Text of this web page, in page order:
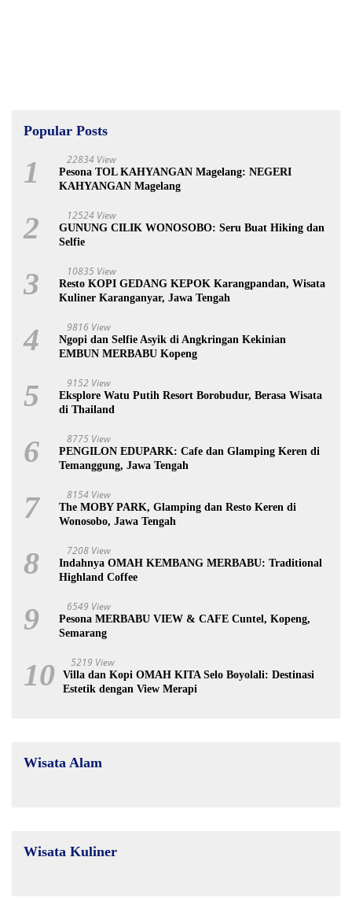
Popular Posts
1 22834 View
Pesona TOL KAHYANGAN Magelang: NEGERI
KAHYANGAN Magelang
2 12524 View
GUNUNG CILIK WONOSOBO: Seru Buat Hiking dan
Selfie
3 10835 View
Resto KOPI GEDANG KEPOK Karangpandan, Wisata
Kuliner Karanganyar, Jawa Tengah
4 9816 View
Ngopi dan Selfie Asyik di Angkringan Kekinian
EMBUN MERBABU Kopeng
5 9152 View
Eksplore Watu Putih Resort Borobudur, Berasa Wisata
di Thailand
6 8775 View
PENGILON EDUPARK: Cafe dan Glamping Keren di
Temanggung, Jawa Tengah
7 8154 View
The MOBY PARK, Glamping dan Resto Keren di
Wonosobo, Jawa Tengah
8 7208 View
Indahnya OMAH KEMBANG MERBABU: Traditional
Highland Coffee
9 6549 View
Pesona MERBABU VIEW & CAFE Cuntel, Kopeng,
Semarang
10 5219 View
Villa dan Kopi OMAH KITA Selo Boyolali: Destinasi
Estetik dengan View Merapi
Wisata Alam
Wisata Kuliner